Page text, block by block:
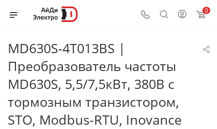
0
MD630S-4T013BS |
Преобразователь частоты
MD630S, 5,5/7,5кВт, 380В с
тормозным транзистором,
STO, Modbus-RTU, Inovance